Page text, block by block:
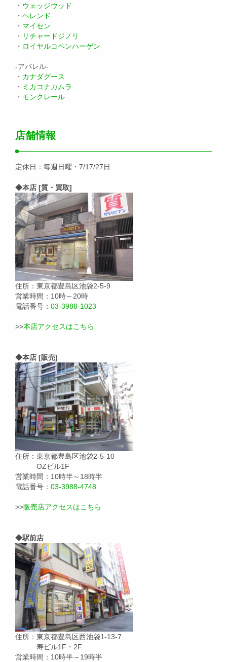
・ ウェッジウッド
・ ヘレンド
・ マイセン
・ リチャードジノリ
・ ロイヤルコペンハーゲン
-アパレル-
・ カナダグース
・ ミカコナカムラ
・ モンクレール
店舗情報
定休日：毎週日曜・7/17/27日
◆本店 [質・買取]
住所：東京都豊島区池袋2-5-9
営業時間：10時～20時
電話番号： 03-3988-1023
>>本店アクセスはこちら
◆本店 [販売]
住所：東京都豊島区池袋2-5-10
OZビル1F
営業時間：10時半～18時半
電話番号： 03-3988-4748
>>販売店アクセスはこちら
◆駅前店
住所：東京都豊島区西池袋1-13-7
寿ビル1F・2F
営業時間：10時半～19時半